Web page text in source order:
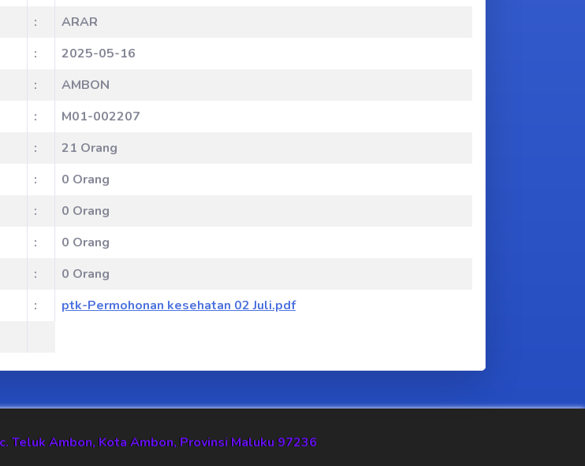
:
ARAR
:
2025-05-16
:
AMBON
:
M01-002207
:
21 Orang
:
0 Orang
:
0 Orang
:
0 Orang
:
0 Orang
:
ptk-Permohonan kesehatan 02 Juli.pdf
Teluk Ambon, Kota Ambon, Provinsi Maluku 97236